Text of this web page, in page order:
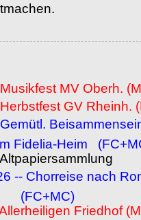
MV Oberh.
GV Rheinh.
Heim
-- Chorreise nach
Friedhof